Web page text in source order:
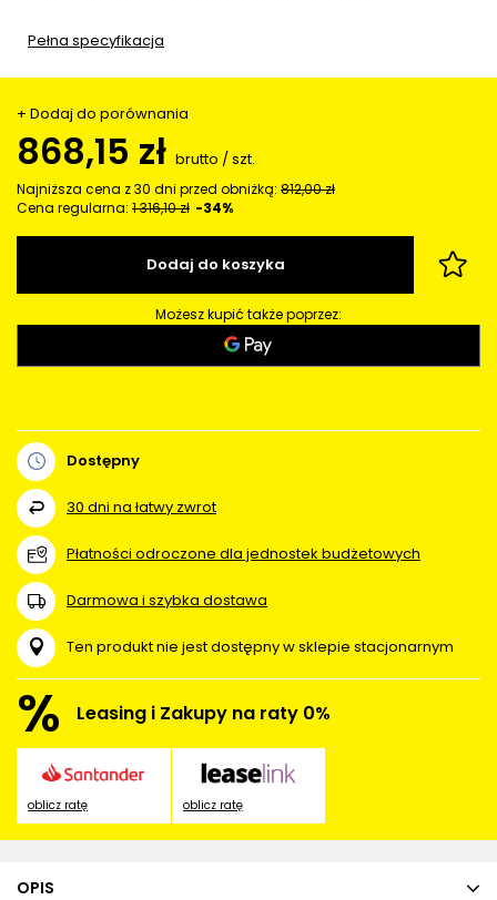
Pełna specyfikacja
+ Dodaj do porównania
868,15 zł brutto /szt.
Najniższa cena z 30 dni przed obniżką: 812,00 zł
Cena regularna: 1 316,10 zł -34%
Dodaj do koszyka
Możesz kupić także poprzez:
Dostępny
30 dni na łatwy zwrot
Płatności odroczone dla jednostek budżetowych
Darmowa i szybka dostawa
Ten produkt nie jest dostępny w sklepie stacjonarnym
% Leasing i Zakupy na raty 0%
oblicz ratę oblicz ratę
OPIS